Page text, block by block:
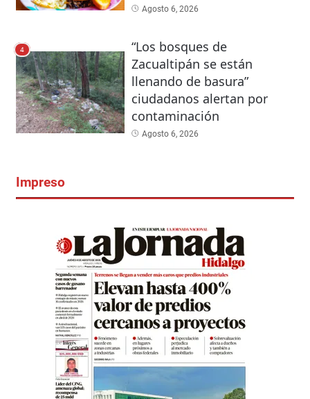
Agosto 6, 2026
4
“Los bosques de
Zacualtipán se están
llenando de basura”
ciudadanos alertan por
contaminación
Agosto 6, 2026
Impreso